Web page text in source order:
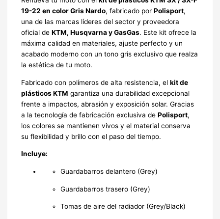
19-22 en color Gris Nardo, fabricado por Polisport,
una de las marcas líderes del sector y proveedora
oficial de KTM, Husqvarna y GasGas. Este kit ofrece la
máxima calidad en materiales, ajuste perfecto y un
acabado moderno con un tono gris exclusivo que realza
la estética de tu moto.
Fabricado con polímeros de alta resistencia, el kit de
plásticos KTM garantiza una durabilidad excepcional
frente a impactos, abrasión y exposición solar. Gracias
a la tecnología de fabricación exclusiva de Polisport,
los colores se mantienen vivos y el material conserva
su flexibilidad y brillo con el paso del tiempo.
Incluye:
Guardabarros delantero (Grey)
Guardabarros trasero (Grey)
Tomas de aire del radiador (Grey/Black)